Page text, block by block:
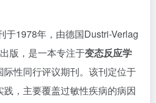
于1978年，由德国Dustri-Verlag
版，是一本专注于变态反应学
际性同行评议期刊。该刊定位于
，主要覆盖过敏性疾病的病因